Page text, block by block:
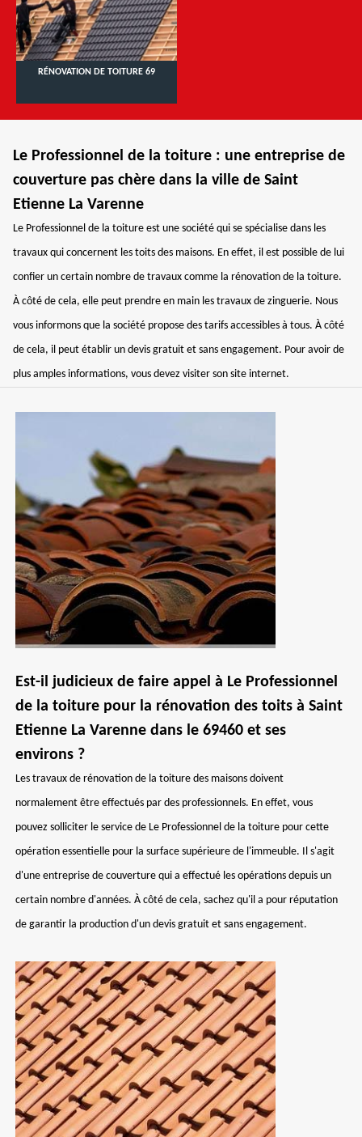
RÉNOVATION DE TOITURE 69
Le Professionnel de la toiture : une entreprise de
couverture pas chère dans la ville de Saint
Etienne La Varenne
Le Professionnel de la toiture est une société qui se spécialise dans les
travaux qui concernent les toits des maisons. En effet, il est possible de lui
confier un certain nombre de travaux comme la rénovation de la toiture.
À côté de cela, elle peut prendre en main les travaux de zinguerie. Nous
vous informons que la société propose des tarifs accessibles à tous. À côté
de cela, il peut établir un devis gratuit et sans engagement. Pour avoir de
plus amples informations, vous devez visiter son site internet.
Est-il judicieux de faire appel à Le Professionnel
de la toiture pour la rénovation des toits à Saint
Etienne La Varenne dans le 69460 et ses
environs ?
Les travaux de rénovation de la toiture des maisons doivent
normalement être effectués par des professionnels. En effet, vous
pouvez solliciter le service de Le Professionnel de la toiture pour cette
opération essentielle pour la surface supérieure de l'immeuble. Il s'agit
d'une entreprise de couverture qui a effectué les opérations depuis un
certain nombre d'années. À côté de cela, sachez qu'il a pour réputation
de garantir la production d'un devis gratuit et sans engagement.